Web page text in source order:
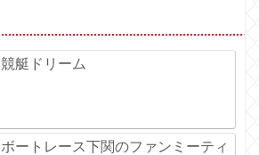
競艇ドリーム
ボートレース下関のファンミーティ